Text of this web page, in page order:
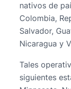
nativos de
Colombia,
Salvador,
Nicaragua y
Tales
siguientes